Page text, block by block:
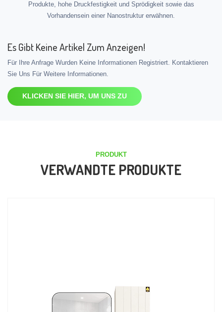
Produkte, hohe Druckfestigkeit und Sprödigkeit sowie das
Vorhandensein einer Nanostruktur erwähnen.
Es Gibt Keine Artikel Zum Anzeigen!
Für Ihre Anfrage Wurden Keine Informationen Registriert. Kontaktieren
Sie Uns Für Weitere Informationen.
KLICKEN SIE HIER, UM UNS ZU
PRODUKT
VERWANDTE PRODUKTE